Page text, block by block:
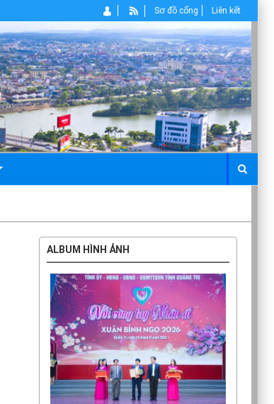
Sơ đồ cổng Liên kết
ALBUM HÌNH ẢNH